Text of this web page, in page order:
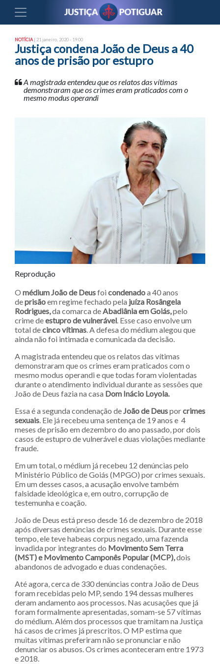
NOTÍCIA | 21 janeiro, 2020 - 19:00
Justiça condena João de Deus a 40
anos de prisão por estupro
A magistrada entendeu que os relatos das vítimas
demonstraram que os crimes eram praticados com o
mesmo modus operandi
Reprodução
O médium João de Deusfoi condenadoa 40 anos
deprisãoem regime fechado pela juíza Rosângela
Rodrigues,da comarca deAbadiânia em Goiás,pelo
crime deestupro de vulnerável. Esse caso envolve um
total decinco vítimas. A defesa do médium alegou que
ainda não foi intimada e comunicada da decisão.
A magistrada entendeu que os relatos das vítimas
demonstraram que os crimes eram praticados com o
mesmo modus operandi e que todas foram violentadas
durante o atendimento individual durante as sessões que
João de Deus fazia na casa Dom Inácio Loyola.
Essa é a segunda condenação deJoão de Deusporcrimes
sexuais. Ele já recebeu uma sentença de 19 anos e 4
meses de prisão em dezembro do ano passado, por dois
casos de estupro de vulnerável e duas violações mediante
fraude.
Em um total, o médium já recebeu 12 denúncias pelo
Ministério Público de Goiás (MPGO) por crimes sexuais.
Em um desses casos, a acusação envolve também
falsidade ideológica e, em outro, corrupção de
testemunha e coação.
João de Deus está preso desde 16 de dezembro de 2018
após diversas denúncias de crimes sexuais. Durante esse
tempo, ele teve habeas corpus negado, uma fazenda
invadida por integrantes do Movimento Sem Terra
(MST) e Movimento Camponês Popular (MCP),dois
abandonos de advogado e duas condenações.
Até agora, cerca de 330 denúncias contra João de Deus
foram recebidas pelo MP, sendo 194 dessas mulheres
deram andamento aos processos. Nas acusações que já
foram formalmente apresentadas, somam-se 57 vítimas
do médium. Além dos processos que tramitam na Justiça
há casos de crimes já prescritos. O MP estima que
muitas vítimas preferiram não se pronunciar e não
denunciar os abusos. Os crimes aconteceram entre 1973
e 2018.